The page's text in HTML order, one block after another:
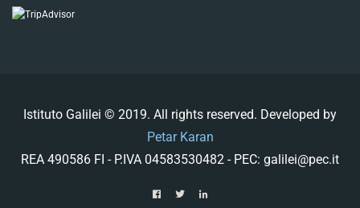
Istituto Galilei © 2019. All rights reserved. Developed by
Petar Karan
REA 490586 FI - P.IVA 04583530482 - PEC: galilei@pec.it